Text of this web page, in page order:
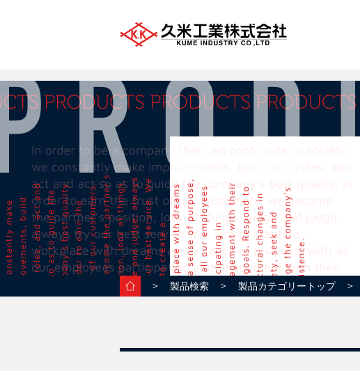
＞ 製品検索 ＞ 製品カテゴリートップ＞